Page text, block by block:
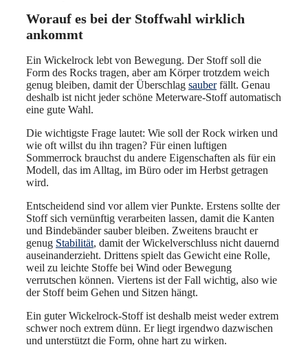
Worauf es bei der Stoffwahl wirklich
ankommt
Ein Wickelrock lebt von Bewegung. Der Stoff soll die
Form des Rocks tragen, aber am Körper trotzdem weich
genug bleiben, damit der Überschlag sauberfällt. Genau
deshalb ist nicht jeder schöne Meterware-Stoff automatisch
eine gute Wahl.
Die wichtigste Frage lautet: Wie soll der Rock wirken und
wie oft willst du ihn tragen? Für einen luftigen
Sommerrock brauchst du andere Eigenschaften als für ein
Modell, das im Alltag, im Büro oder im Herbst getragen
wird.
Entscheidend sind vor allem vier Punkte. Erstens sollte der
Stoff sich vernünftig verarbeiten lassen, damit die Kanten
und Bindebänder sauber bleiben. Zweitens braucht er
genug Stabilität, damit der Wickelverschluss nicht dauernd
auseinanderzieht. Drittens spielt das Gewicht eine Rolle,
weil zu leichte Stoffe bei Wind oder Bewegung
verrutschen können. Viertens ist der Fall wichtig, also wie
der Stoff beim Gehen und Sitzen hängt.
Ein guter Wickelrock-Stoff ist deshalb meist weder extrem
schwer noch extrem dünn. Er liegt irgendwo dazwischen
und unterstützt die Form, ohne hart zu wirken.